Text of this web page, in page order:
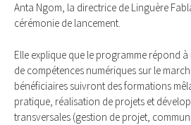
Anta Ngom, la directrice de Linguère
cérémonie de lancement.
Elle explique que le programme répond
de compétences numériques sur le
bénéficiaires suivront des formations
pratique, réalisation de projets et
transversales (gestion de projet,